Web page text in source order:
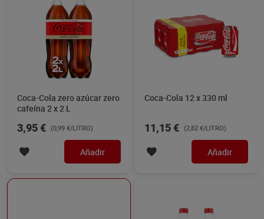
Coca-Cola zero azúcar zero
cafeína 2 x 2 L
3,95 € (0,99 €/LITRO)
Añadir
Coca-Cola 12 x 330 ml
11,15 € (2,82 €/LITRO)
Añadir